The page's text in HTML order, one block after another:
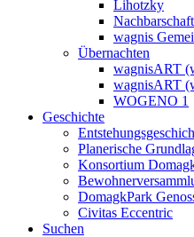
Lihotzky
wagnis
Übernachten
wagnisART
wagnisART
WOGENO 1
Geschichte
Planerische
Konsortium
DomagkPark
Civitas Eccentric
Suchen